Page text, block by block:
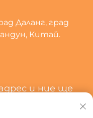
Даланг, град
Китай.
и ние ще